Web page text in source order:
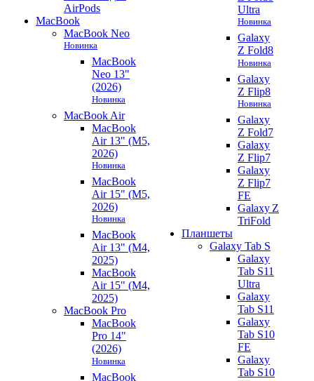
AirPods
MacBook
MacBook Neo
Новинка
MacBook
Neo 13"
(2026)
Новинка
MacBook Air
MacBook
Air 13" (M5,
2026)
Новинка
MacBook
Air 15" (M5,
2026)
Новинка
MacBook
Air 13" (M4,
2025)
MacBook
Air 15" (M4,
2025)
MacBook Pro
MacBook
Pro 14"
(2026)
Новинка
MacBook
Ultra
Новинка
Galaxy
Z Fold8
Новинка
Galaxy
Z Flip8
Новинка
Galaxy
Z Fold7
Galaxy
Z Flip7
Galaxy
Z Flip7
FE
Galaxy Z
TriFold
Планшеты
Galaxy Tab S
Galaxy
Tab S11
Ultra
Galaxy
Tab S11
Galaxy
Tab S10
FE
Galaxy
Tab S10